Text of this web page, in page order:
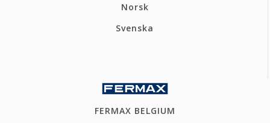
Norsk
Svenska
FERMAX BELGIUM